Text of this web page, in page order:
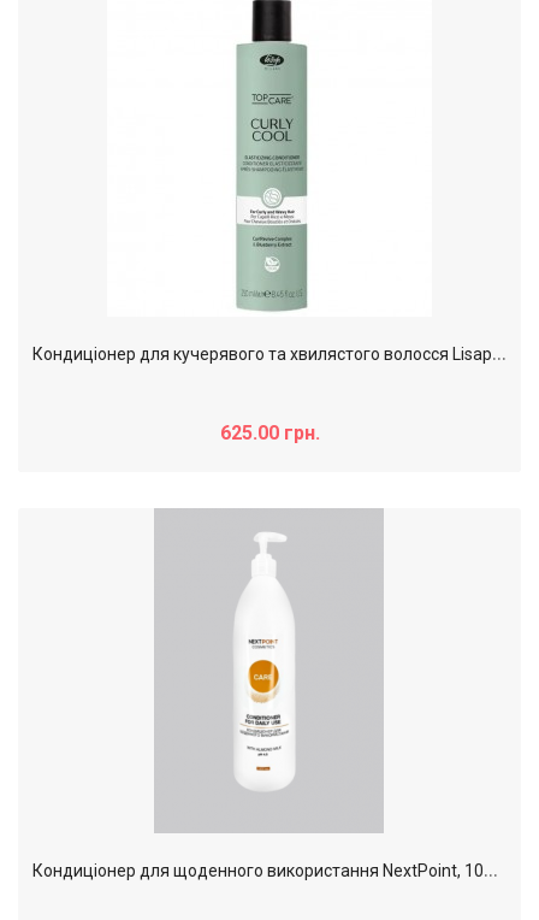
К
ондиціонер для кучерявого та хвилястого волосся Lisap Curly Cool Elasticizing Conditioner, 200 мл
625.00 грн.
К
ондиціонер для щоденного використання NextPoint, 1000 мл